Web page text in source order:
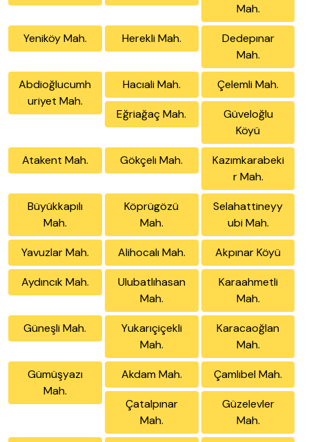
Mah.
Yeniköy Mah. Herekli Mah.
Dedepınar
Mah.
Abdioğlucumh
uriyet Mah.
Hacıali Mah. Çelemli Mah.
Eğriağaç Mah.
Güveloğlu
Köyü
Atakent Mah. Gökçelı Mah.
Kazımkarabeki
r Mah.
Büyükkapılı
Mah.
Köprügözü
Mah.
Selahattineyy
ubi Mah.
Yavuzlar Mah. Alihocalı Mah. Akpınar Köyü
Aydıncık Mah.
Ulubatlıhasan
Mah.
Karaahmetli
Mah.
Güneşli Mah.
Yukarıçiçekli
Mah.
Karacaoğlan
Mah.
Gümüşyazı
Mah.
Akdam Mah. Çamlıbel Mah.
Çatalpınar
Mah.
Güzelevler
Mah.